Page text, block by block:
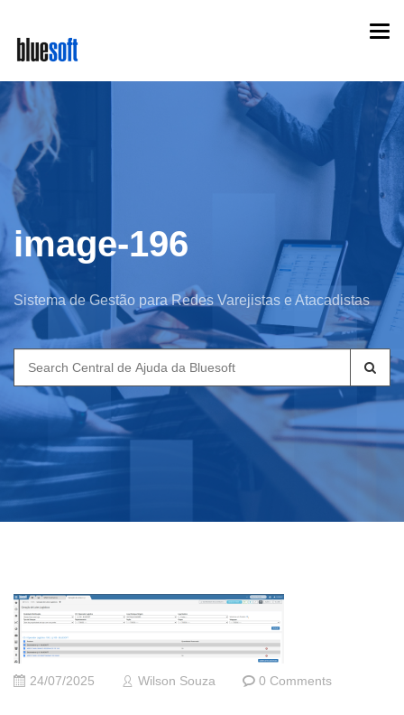
main
content
image-196
Sistema de Gestão para Redes Varejistas e Atacadistas
Search
for:
24/07/2025 Wilson Souza 0 Comments